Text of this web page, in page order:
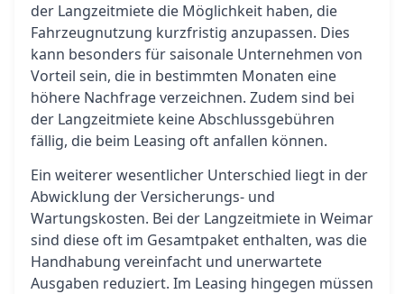
der Langzeitmiete die Möglichkeit haben, die
Fahrzeugnutzung kurzfristig anzupassen. Dies
kann besonders für saisonale Unternehmen von
Vorteil sein, die in bestimmten Monaten eine
höhere Nachfrage verzeichnen. Zudem sind bei
der Langzeitmiete keine Abschlussgebühren
fällig, die beim Leasing oft anfallen können.
Ein weiterer wesentlicher Unterschied liegt in der
Abwicklung der Versicherungs- und
Wartungskosten. Bei der Langzeitmiete in Weimar
sind diese oft im Gesamtpaket enthalten, was die
Handhabung vereinfacht und unerwartete
Ausgaben reduziert. Im Leasing hingegen müssen